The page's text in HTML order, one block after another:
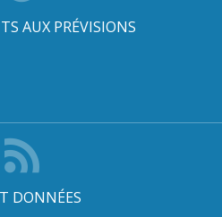
AUX PRÉVISIONS
DONNÉES